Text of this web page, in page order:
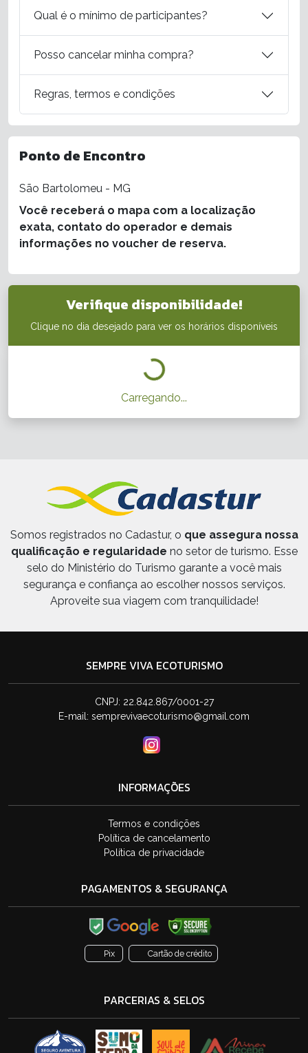
Qual é o mínimo de participantes?
Posso cancelar minha compra?
Regras, termos e condições
Ponto de Encontro
São Bartolomeu - MG
Você receberá o mapa com a localização
exata, contato do operador e demais
informações no voucher de reserva.
Verifique disponibilidade!
Clique no dia desejado para ver os horários disponíveis
Carregando...
Somos registrados no Cadastur, o que assegura nossa
qualificação e regularidade no setor de turismo. Esse
selo do Ministério do Turismo garante a você mais
segurança e confiança ao escolher nossos serviços.
Aproveite sua viagem com tranquilidade!
SEMPRE VIVA ECOTURISMO
CNPJ: 22.842.867/0001-27
E-mail: semprevivaecoturismo@gmail.com
INFORMAÇÕES
Termos e condições
Política de cancelamento
Política de privacidade
PAGAMENTOS & SEGURANÇA
Pix Cartão de crédito
PARCERIAS & SELOS